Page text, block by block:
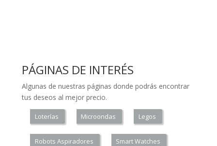
PÁGINAS DE INTERÉS
Algunas de nuestras páginas donde podrás encontrar
tus deseos al mejor precio.
Loterías Microondas Legos
Robots Aspiradores Smart Watches